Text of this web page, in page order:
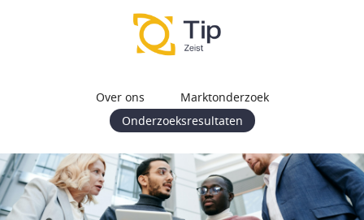
Over ons
Marktonderzoek
Onderzoeksresultaten